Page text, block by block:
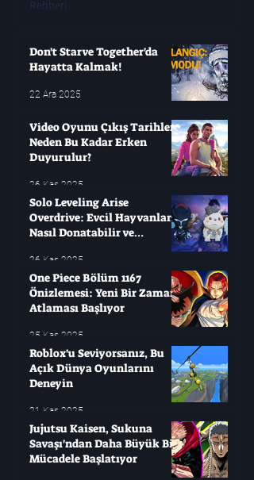
Rehberi.
Don't Starve Together'da
Hayatta Kalmak!
22 Ara 2025
Video Oyunu Çıkış Tarihleri ​​
Neden Bu Kadar Erken
Duyurulur?
26 Kas 2025
Solo Leveling Arise
Overdrive: Evcil Hayvanları
Nasıl Donatabilir ve
26 Kas 2025
One Piece Bölüm 1167
Önizlemesi: Yeni Bir Zaman
Atlaması Başlıyor
25 Kas 2025
Roblox'u Seviyorsanız, Bu
Açık Dünya Oyunlarını
Deneyin
21 Kas 2025
Jujutsu Kaisen, Sukuna
Savaşı'ndan Daha Büyük Bir
Mücadele Başlatıyor